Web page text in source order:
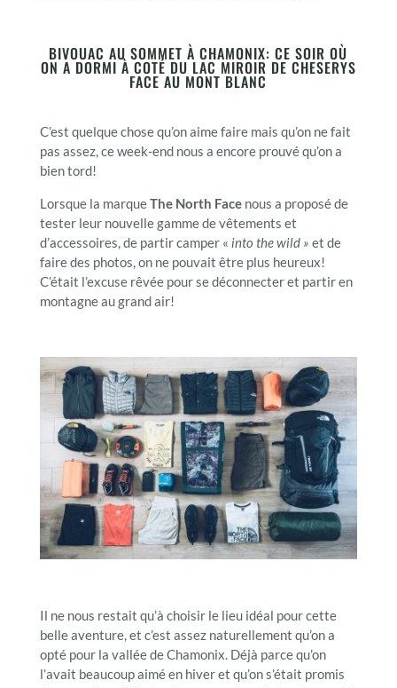
BIVOUAC AU SOMMET À CHAMONIX: CE SOIR OÙ
ON A DORMI À COTÉ DU LAC MIROIR DE CHESERYS
FACE AU MONT BLANC
C’est quelque chose qu’on aime faire mais qu’on ne fait
pas assez, ce week-end nous a encore prouvé qu’on a
bien tord!
Lorsque la marqueThe North Face nous a proposé de
tester leur nouvelle gamme de vêtements et
d’accessoires, de partir camper « into the wild » et de
faire des photos, on ne pouvait être plus heureux!
C’était l’excuse rêvée pour se déconnecter et partir en
montagne au grand air!
Il ne nous restait qu’à choisir le lieu idéal pour cette
belle aventure, et c’est assez naturellement qu’on a
opté pour la vallée de Chamonix. Déjà parce qu’on
l’avait beaucoup aimé en hiver et qu’on s’était promis